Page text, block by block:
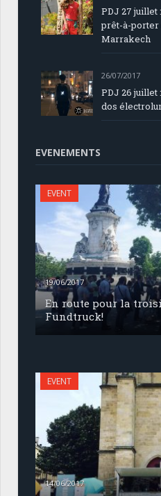
PDJ 27
prêt-à-porter
Marrakech
26/07/2017
PDJ 26 juillet
dos
EVENEMENTS
EVENT
19/06/2017
En route pour la
Fundtruck!
EVENT
14/06/2017